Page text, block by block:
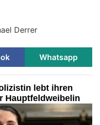
Derrer
Whatsapp
lebt ihren
Hauptfeldweibelin